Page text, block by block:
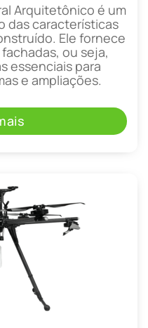
Arquitetônico é um
das características
Ele fornece
ou seja,
essenciais para
e ampliações.